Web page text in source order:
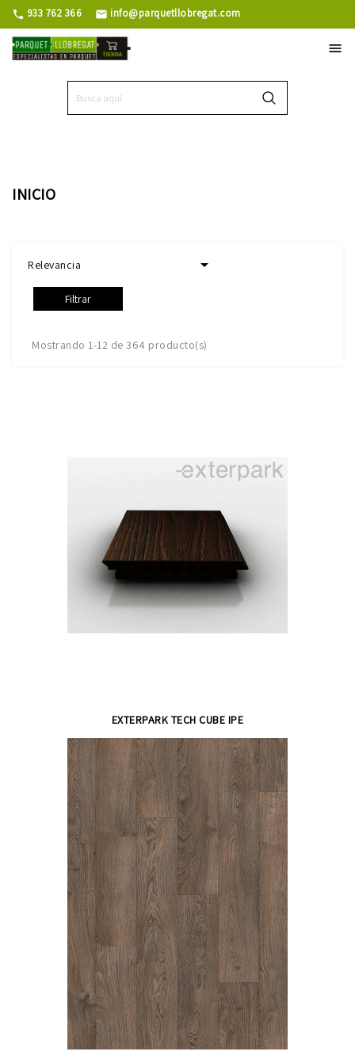
phone 933 762 366 mail info@parquetllobregat.com

INICIO
Relevancia 
Filtrar
Mostrando 1-12 de 364 producto(s)
EXTERPARK TECH CUBE IPE